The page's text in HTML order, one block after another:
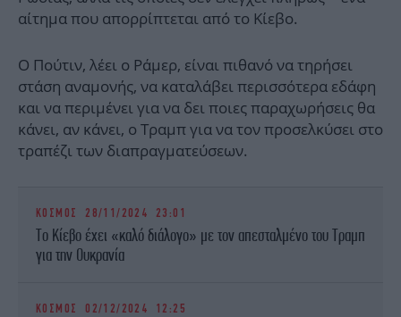
αίτημα που απορρίπτεται από το Κίεβο.
Ο Πούτιν, λέει ο Ράμερ, είναι πιθανό να τηρήσει
στάση αναμονής, να καταλάβει περισσότερα εδάφη
και να περιμένει για να δει ποιες παραχωρήσεις θα
κάνει, αν κάνει, ο Τραμπ για να τον προσελκύσει στο
τραπέζι των διαπραγματεύσεων.
ΚΟΣΜΟΣ 28/11/2024 23:01
Το Κίεβο έχει «καλό διάλογο» με τον απεσταλμένο του Τραμπ
για την Ουκρανία
ΚΟΣΜΟΣ 02/12/2024 12:25